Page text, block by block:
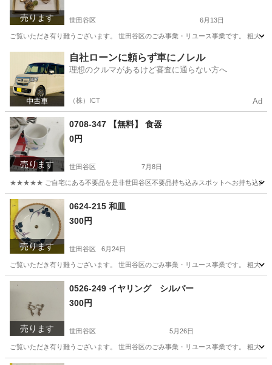
売ります 世田谷区 6月13日
ご覧いただき有り難うございます。 世⽥⾕区のごみ事業・リユース事業です。 粗
アクセサリー リユース
自社ローンに頼らず車にノレル
理想のクルマがあるけど審査に通らない方へ
（株）ICT Ad
売ります
0708-347 【無料】 食器
0円
世田谷区 7月8日
★★★★★ ご自宅にある不要品を是非世田谷区不要品持ち込みスポットへお持ち込みし
東京 世田谷区 スポット
売ります
0624-215 和皿
300円
世田谷区 6月24日
ご覧いただき有り難うございます。 世⽥⾕区のごみ事業・リユース事業です。 粗
東京 世田谷区 リユース
売ります
0526-249 イヤリング シルバー
300円
世田谷区 5月26日
ご覧いただき有り難うございます。 世⽥⾕区のごみ事業・リユース事業です。 粗